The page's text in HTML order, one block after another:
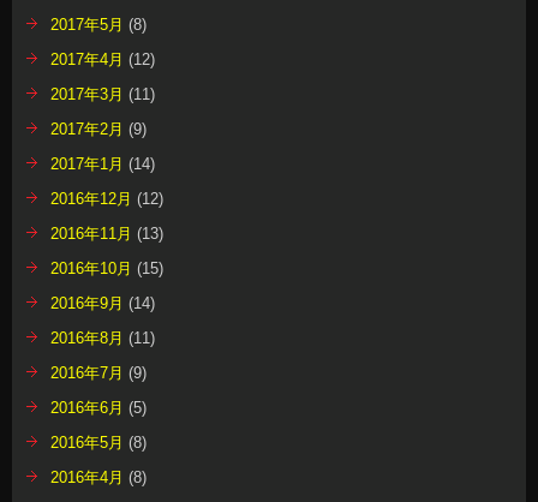
2017年5月 (8)
2017年4月 (12)
2017年3月 (11)
2017年2月 (9)
2017年1月 (14)
2016年12月 (12)
2016年11月 (13)
2016年10月 (15)
2016年9月 (14)
2016年8月 (11)
2016年7月 (9)
2016年6月 (5)
2016年5月 (8)
2016年4月 (8)